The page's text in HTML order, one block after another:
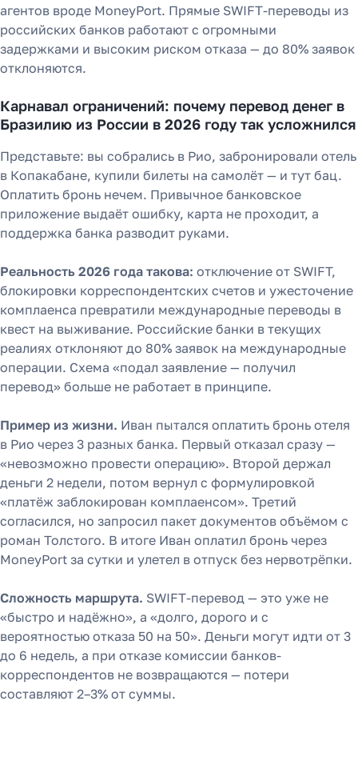
агентов вроде MoneyPort. Прямые SWIFT-переводы из
российских банков работают с огромными
задержками и высоким риском отказа — до 80% заявок
отклоняются.
Карнавал ограничений: почему перевод денег в
Бразилию из России в 2026 году так усложнился
Представьте: вы собрались в Рио, забронировали отель
в Копакабане, купили билеты на самолёт — и тут бац.
Оплатить бронь нечем. Привычное банковское
приложение выдаёт ошибку, карта не проходит, а
поддержка банка разводит руками.
Реальность 2026 года такова: отключение от SWIFT,
блокировки корреспондентских счетов и ужесточение
комплаенса превратили международные переводы в
квест на выживание. Российские банки в текущих
реалиях отклоняют до 80% заявок на международные
операции. Схема «подал заявление — получил
перевод» больше не работает в принципе.
Пример из жизни. Иван пытался оплатить бронь отеля
в Рио через 3 разных банка. Первый отказал сразу —
«невозможно провести операцию». Второй держал
деньги 2 недели, потом вернул с формулировкой
«платёж заблокирован комплаенсом». Третий
согласился, но запросил пакет документов объёмом с
роман Толстого. В итоге Иван оплатил бронь через
MoneyPort за сутки и улетел в отпуск без нервотрёпки.
Сложность маршрута. SWIFT-перевод — это уже не
«быстро и надёжно», а «долго, дорого и с
вероятностью отказа 50 на 50». Деньги могут идти от 3
до 6 недель, а при отказе комиссии банков-
корреспондентов не возвращаются — потери
составляют 2–3% от суммы.